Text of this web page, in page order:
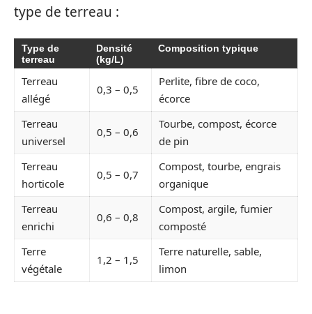
type de terreau :
Type de
terreau
Densité
(kg/L)
Composition typique
Terreau
allégé
0,3 – 0,5
Perlite, fibre de coco,
écorce
Terreau
universel
0,5 – 0,6
Tourbe, compost, écorce
de pin
Terreau
horticole
0,5 – 0,7
Compost, tourbe, engrais
organique
Terreau
enrichi
0,6 – 0,8
Compost, argile, fumier
composté
Terre
végétale
1,2 – 1,5
Terre naturelle, sable,
limon